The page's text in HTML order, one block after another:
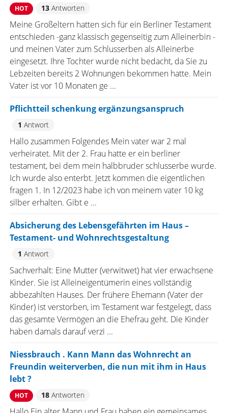
HOT 13Antworten
Meine Großeltern hatten sich für ein Berliner Testament
entschieden -ganz klassisch gegenseitig zum Alleinerbin -
und meinen Vater zum Schlusserben als Alleinerbe
eingesetzt. Ihre Tochter wurde nicht bedacht, da Sie zu
Lebzeiten bereits 2 Wohnungen bekommen hatte. Mein
Vater ist vor 10 Monaten ge ...
Pflichtteil schenkung ergänzungsanspruch
1 Antwort
Hallo zusammen Folgendes Mein vater war 2 mal
verheiratet. Mit der 2. Frau hatte er ein berliner
testament, bei dem mein halbbruder schlusserbe wurde.
Ich wurde also enterbt. Jetzt kommen die eigentlichen
fragen 1. In 12/2023 habe ich von meinem vater 10 kg
silber erhalten. Gibt e ...
Absicherung des Lebensgefährten im Haus –
Testament- und Wohnrechtsgestaltung
1 Antwort
Sachverhalt: Eine Mutter (verwitwet) hat vier erwachsene
Kinder. Sie ist Alleineigentümerin eines vollständig
abbezahlten Hauses. Der frühere Ehemann (Vater der
Kinder) ist verstorben, im Testament war festgelegt, dass
das gesamte Vermögen an die Ehefrau geht. Die Kinder
haben damals darauf verzi ...
Niessbrauch . Kann Mann das Wohnrecht an
Freundin weiterverben, die nun mit ihm in Haus
lebt ?
HOT 18Antworten